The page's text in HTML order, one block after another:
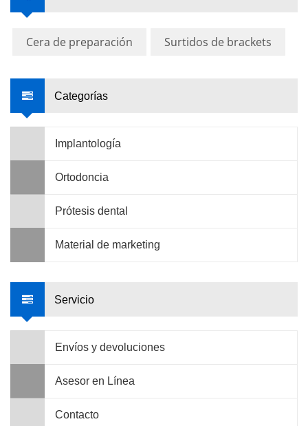
Cera de preparación Surtidos de brackets
Categorías
Implantología
Ortodoncia
Prótesis dental
Material de marketing
Servicio
Envíos y devoluciones
Asesor en Línea
Contacto